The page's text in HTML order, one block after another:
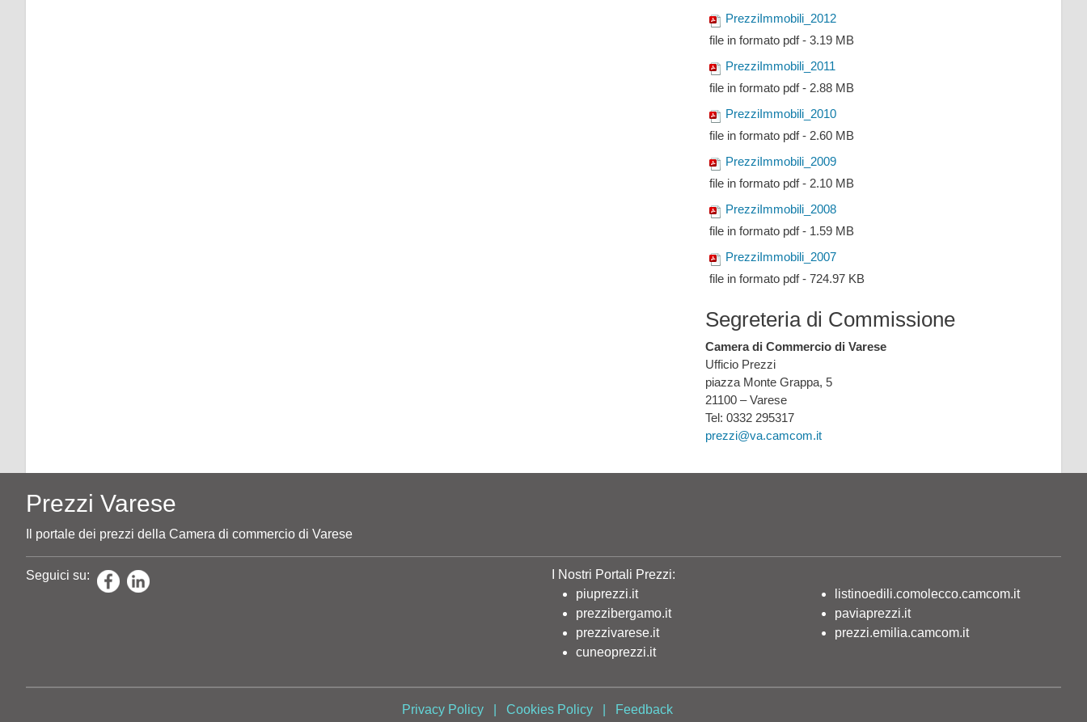
PrezziImmobili_2012
file in formato pdf - 3.19 MB
PrezziImmobili_2011
file in formato pdf - 2.88 MB
PrezziImmobili_2010
file in formato pdf - 2.60 MB
PrezziImmobili_2009
file in formato pdf - 2.10 MB
PrezziImmobili_2008
file in formato pdf - 1.59 MB
PrezziImmobili_2007
file in formato pdf - 724.97 KB
Segreteria di Commissione
Camera di Commercio di Varese
Ufficio Prezzi
piazza Monte Grappa, 5
21100 – Varese
Tel: 0332 295317
prezzi@va.camcom.it
Prezzi Varese
Il portale dei prezzi della Camera di commercio di Varese
Seguici su:
I Nostri Portali Prezzi:
piuprezzi.it
prezzibergamo.it
prezzivarese.it
cuneoprezzi.it
listinoedili.comolecco.camcom.it
paviaprezzi.it
prezzi.emilia.camcom.it
Privacy Policy| Cookies Policy| Feedback